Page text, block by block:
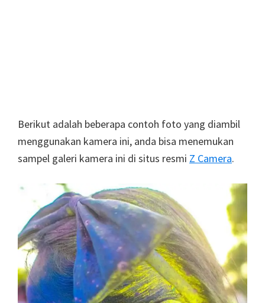
Berikut adalah beberapa contoh foto yang diambil
menggunakan kamera ini, anda bisa menemukan
sampel galeri kamera ini di situs resmi Z Camera.